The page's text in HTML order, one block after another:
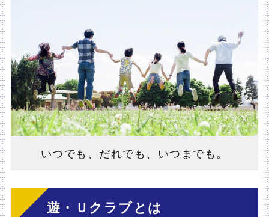
いつでも、だれでも、いつまでも。
遊・Ｕクラブとは